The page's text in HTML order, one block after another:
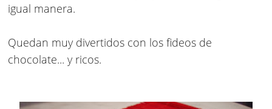
igual manera.
Quedan muy divertidos con los fideos de
chocolate... y ricos.